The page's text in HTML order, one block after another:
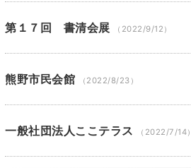
第１７回 書清会展 （2022/9/12）
熊野市民会館 （2022/8/23）
一般社団法人ここテラス （2022/7/14）